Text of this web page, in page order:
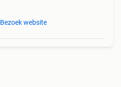
Bezoek website